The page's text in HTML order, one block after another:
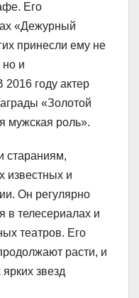
Его
«Дежурный
принесли ему не
но и
году актер
«Золотой
мужская роль».
стараниям,
известных и
Он регулярно
в телесериалах и
театров. Его
расти, и
звезд